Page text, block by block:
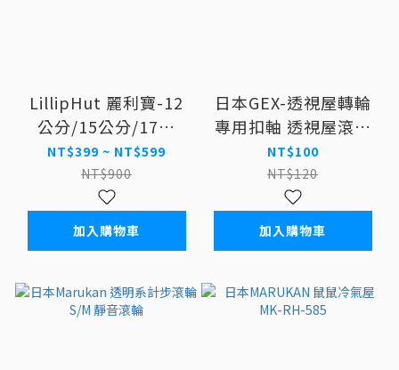
LillipHut 麗利寶-12
公分/15公分/17公
分/19公分平面靜音培
林滾輪 含塑膠支架
NT$399 ~ NT$599
NT$900
加入購物車
日本GEX-透視屋轉輪
專用扣軸 透視屋滾輪
架
NT$100
NT$120
加入購物車